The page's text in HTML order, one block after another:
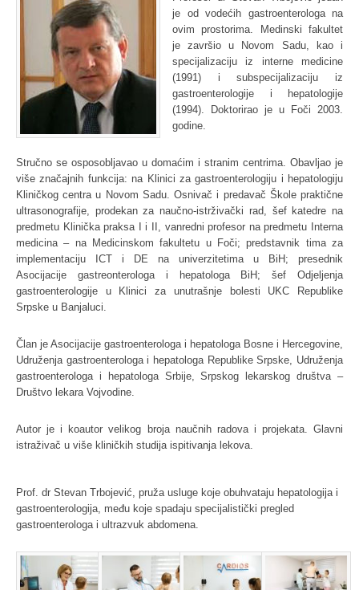
je od vodećih gastroenterologa na
ovim prostorima. Medinski fakultet
je završio u Novom Sadu, kao i
specijalizaciju iz interne medicine
(1991) i subspecijalizaciju iz
gastroenterologije i hepatologije
(1994). Doktorirao je u Foči 2003.
godine.
Stručno se osposobljavao u domaćim i stranim centrima. Obavljao je
više značajnih funkcija: na Klinici za gastroenterologiju i hepatologiju
Kliničkog centra u Novom Sadu. Osnivač i predavač Škole praktične
ultrasonografije, prodekan za naučno-istrživački rad, šef katedre na
predmetu Klinička praksa I i II, vanredni profesor na predmetu Interna
medicina – na Medicinskom fakultetu u Foči; predstavnik tima za
implementaciju ICT i DE na univerzitetima u BiH; presednik
Asocijacije gastreonterologa i hepatologa BiH; šef Odjeljenja
gastroenterologije u Klinici za unutrašnje bolesti UKC Republike
Srpske u Banjaluci.
Član je Asocijacije gastroenterologa i hepatologa Bosne i Hercegovine,
Udruženja gastroenterologa i hepatologa Republike Srpske, Udruženja
gastroenterologa i hepatologa Srbije, Srpskog lekarskog društva –
Društvo lekara Vojvodine.
Autor je i koautor velikog broja naučnih radova i projekata. Glavni
istraživač u više kliničkih studija ispitivanja lekova.
Prof. dr Stevan Trbojević, pruža usluge koje obuhvataju hepatologija i
gastroenterologija, među koje spadaju specijalistički pregled
gastroenterologa i ultrazvuk abdomena.